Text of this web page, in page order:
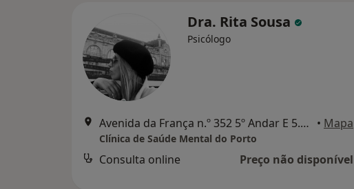
Dra. Rita Sousa
Psicólogo
Avenida da França n.º 352 5º Andar E 5.8, Porto • Mapa
Clínica de Saúde Mental do Porto
Consulta online Preço não disponível